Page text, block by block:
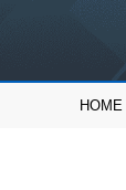
HOME